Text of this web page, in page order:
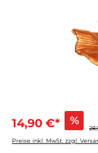
14,90 €* %
Preise inkl. MwSt. zzgl.